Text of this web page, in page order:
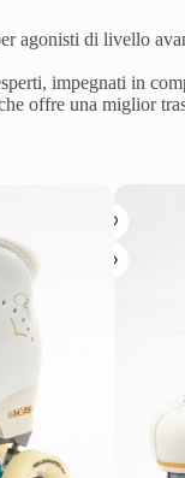
di livello
impegnati in
offre una miglior